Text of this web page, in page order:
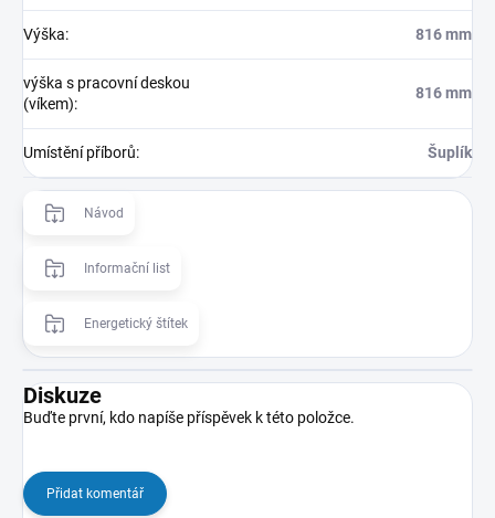
Výška: 816 mm
výška s pracovní deskou
(víkem):
816 mm
Umístění příborů: Šuplík
Návod
Informační list
Energetický štítek
Diskuze
Buďte první, kdo napíše příspěvek k této položce.
Přidat komentář